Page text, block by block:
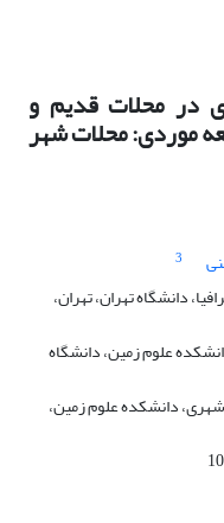
در محلات قدیم و
موردی: محلات شهر
3
دانشگاه تهران، تهران،
علوم زمین، دانشگاه
دانشکده علوم زمین،